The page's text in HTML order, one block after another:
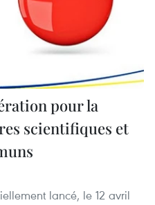
pour la
scientifiques et
lancé, le 12 avril